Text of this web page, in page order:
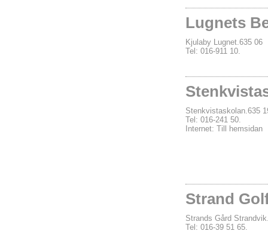
Lugnets
Kjulaby Lugnet.635 06
Tel: 016-911 10.
Stenkvistaskolan.635
Tel: 016-241 50.
Internet: Till hemsidan
Strand
Strands Gård
Tel: 016-39 51 65.